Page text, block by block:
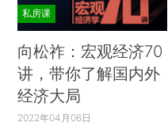
私房课
向松祚：宏观经济70
讲，带你了解国内外
经济大局
2022年04月06日